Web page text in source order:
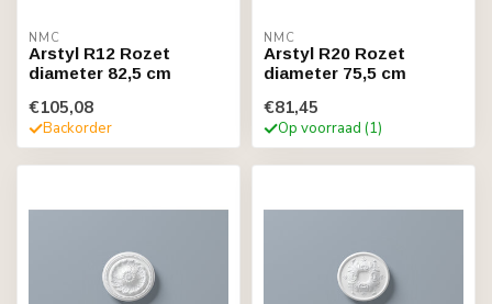
NMC
Arstyl R12 Rozet
diameter 82,5 cm
€105,08
Backorder
NMC
Arstyl R20 Rozet
diameter 75,5 cm
€81,45
Op voorraad (1)